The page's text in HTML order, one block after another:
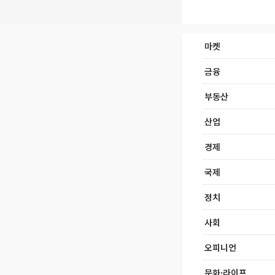
마켓
금융
부동산
산업
경제
국제
정치
사회
오피니언
문화·라이프